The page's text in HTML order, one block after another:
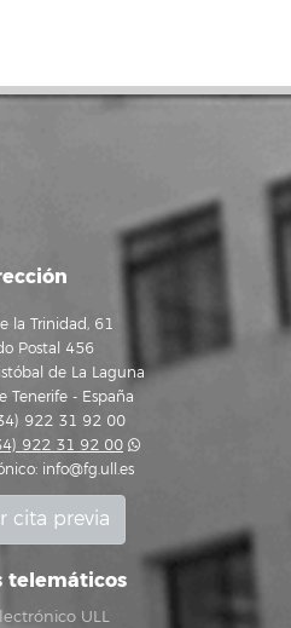
la Trinidad, 61
Postal 456
de La Laguna
Tenerife - España
922 31 92 00
922 31 92 00
info@fg.ull.es
cita previa
telemáticos
ULL